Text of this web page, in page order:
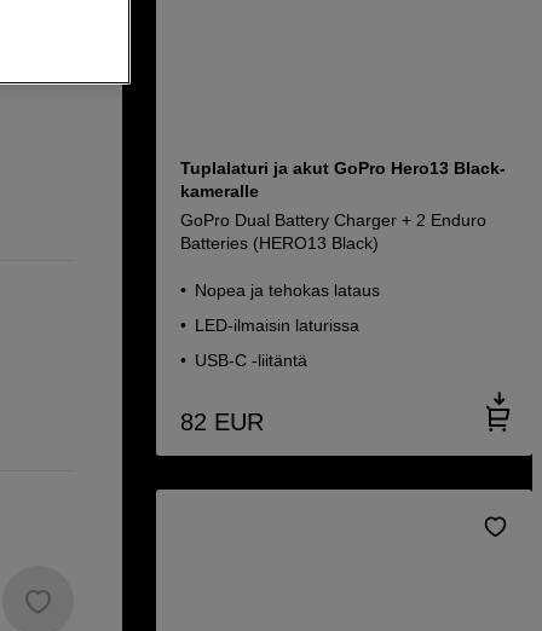
Tuplalaturi ja akut GoPro Hero13 Black-
kameralle
GoPro Dual Battery Charger + 2 Enduro
Batteries (HERO13 Black)
Nopea ja tehokas lataus
LED-ilmaisin laturissa
USB-C -liitäntä
82 EUR